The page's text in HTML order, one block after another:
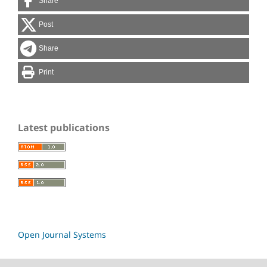
Post
Share
Print
Latest publications
Open Journal Systems